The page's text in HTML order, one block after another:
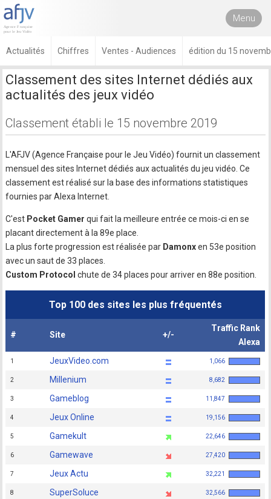
Menu
Actualités Chiffres Ventes - Audiences édition du 15
Classement des sites Internet dédiés aux
actualités des jeux vidéo
Classement établi le 15 novembre 2019
L'AFJV (Agence Française pour le Jeu Vidéo) fournit un classement
mensuel des sites Internet dédiés aux actualités du jeu vidéo. Ce
classement est réalisé sur la base des informations statistiques
fournies par Alexa Internet.
C'est Pocket Gamer qui fait la meilleure entrée ce mois-ci en se
placant directement à la 89e place.
La plus forte progression est réalisée par Damonxen 53e position
avec un saut de 33 places.
Custom Protocol chute de 34 places pour arriver en 88e position.
Top 100 des sites les plus fréquentés
# Site +/-
Traffic Rank
Alexa
1 JeuxVideo.com 1,066
2 Millenium 8,682
3 Gameblog 11,847
4 Jeux Online 19,156
5 Gamekult 22,646
6 Gamewave 27,420
7 Jeux Actu 32,221
8 SuperSoluce 32,566